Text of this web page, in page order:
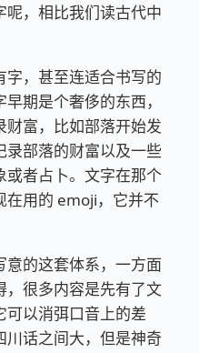
，相比我们读古代中
，甚至连适合书写的
期是个奢侈的东西，
富，比如部落开始发
录部落的财富以及一些
或者占卜。文字在那个
在用的 emoji，它并不
的这套体系，一方面
，很多内容是先有了文
可以消弭口音上的差
川话之间大，但是神奇